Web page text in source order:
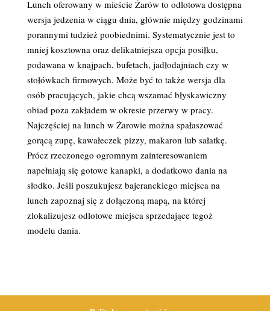
Lunch oferowany w mieście Żarów to odlotowa dostępna
wersja jedzenia w ciągu dnia, głównie między godzinami
porannymi tudzież poobiednimi. Systematycznie jest to
mniej kosztowna oraz delikatniejsza opcja posiłku,
podawana w knajpach, bufetach, jadłodajniach czy w
stołówkach firmowych. Może być to także wersja dla
osób pracujących, jakie chcą wszamać błyskawiczny
obiad poza zakładem w okresie przerwy w pracy.
Najczęściej na lunch w Żarowie można spałaszować
gorącą zupę, kawałeczek pizzy, makaron lub sałatkę.
Prócz rzeczonego ogromnym zainteresowaniem
napełniają się gotowe kanapki, a dodatkowo dania na
słodko. Jeśli poszukujesz bajeranckiego miejsca na
lunch zapoznaj się z dołączoną mapą, na której
zlokalizujesz odlotowe miejsca sprzedające tegoż
modelu dania.